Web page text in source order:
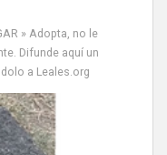
» Adopta, no le
Difunde aquí un
a Leales.org